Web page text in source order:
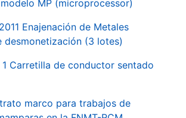
MP (microprocessor)
Enajenación de Metales
desmonetización (3 lotes)
1 Carretilla de conductor sentado
marco para trabajos de